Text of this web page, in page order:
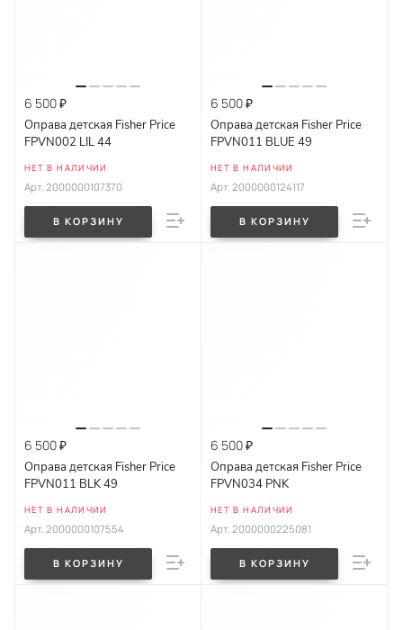
6 500 ₽
Оправа детская Fisher Price
FPVN002 LIL 44
НЕТ В НАЛИЧИИ
Арт. 2000000107370
В КОРЗИНУ
6 500 ₽
Оправа детская Fisher Price
FPVN011 BLUE 49
НЕТ В НАЛИЧИИ
Арт. 2000000124117
В КОРЗИНУ
6 500 ₽
Оправа детская Fisher Price
FPVN011 BLK 49
НЕТ В НАЛИЧИИ
Арт. 2000000107554
В КОРЗИНУ
6 500 ₽
Оправа детская Fisher Price
FPVN034 PNK
НЕТ В НАЛИЧИИ
Арт. 2000000225081
В КОРЗИНУ